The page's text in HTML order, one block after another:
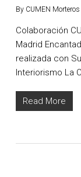
By CUMEN Morteros
Colaboración
Madrid
realizada con
Interiorismo La
Read More